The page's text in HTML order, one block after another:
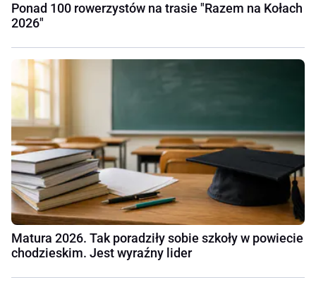
Ponad 100 rowerzystów na trasie "Razem na Kołach
2026"
Matura 2026. Tak poradziły sobie szkoły w powiecie
chodzieskim. Jest wyraźny lider